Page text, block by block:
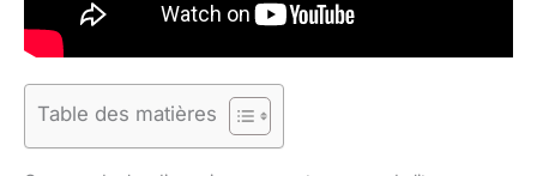
Table des matières